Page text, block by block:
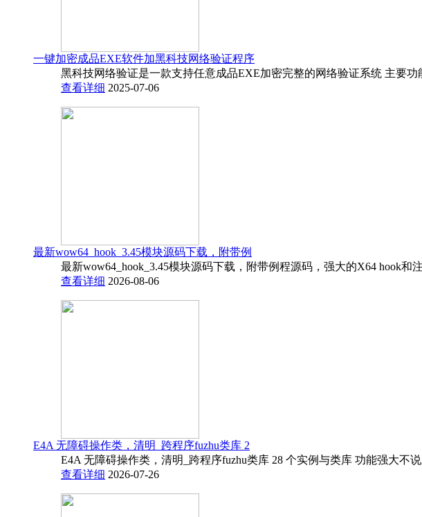
一键加密成品EXE软件加黑科技网络验证程序
黑科技网络验证是一款支持任意成品EXE加密完整的网络验证系统 主要功
查看详细 2025-07-06
最新wow64_hook_3.45模块源码下载，附带例
最新wow64_hook_3.45模块源码下载，附带例程源码，强大的X64 hook和
查看详细 2026-08-06
E4A 无障碍操作类，清明_跨程序fuzhu类库 2
E4A 无障碍操作类，清明_跨程序fuzhu类库 28 个实例与类库 功能强大不
查看详细 2026-07-26